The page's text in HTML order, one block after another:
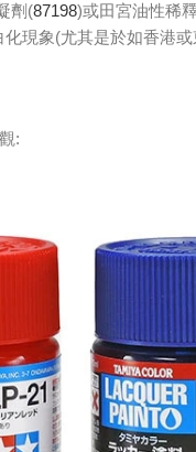
劑(87198)或田宮油性稀
現象(尤其是於如香港
: